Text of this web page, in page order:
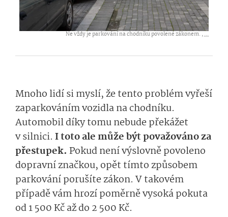
Ne vždy je parkování na chodníku povolené zákonem. ,...
Mnoho lidí si myslí, že tento problém vyřeší
zaparkováním vozidla na chodníku.
Automobil díky tomu nebude překážet
v silnici. I toto ale může být považováno za
přestupek. Pokud není výslovně povoleno
dopravní značkou, opět tímto způsobem
parkování porušíte zákon. V takovém
případě vám hrozí poměrně vysoká pokuta
od 1 500 Kč až do 2 500 Kč.